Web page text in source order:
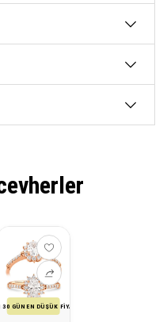
30 GÜN EN DÜŞÜK FİYATI